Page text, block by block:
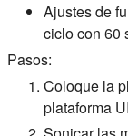
Ajustes de
ciclo con 60
Pasos:
Coloque la
plataforma